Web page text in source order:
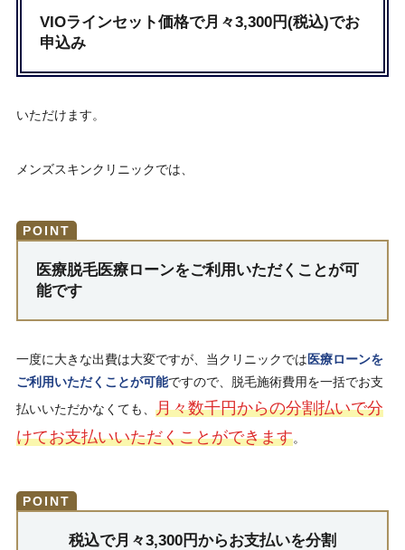
VIOラインセット価格で月々3,300円(税込)でお
申込み
いただけます。
メンズスキンクリニックでは、
医療脱毛医療ローンをご利用いただくことが可
能です
一度に大きな出費は大変ですが、当クリニックでは医療ローンを
ご利用いただくことが可能ですので、脱毛施術費用を一括でお支
払いいただかなくても、 月々数千円からの分割払いで分
けてお支払いいただくことができます。
税込で月々3,300円からお支払いを分割